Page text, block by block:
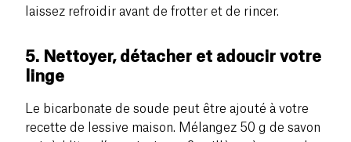
laissez refroidir avant de frotter et de rincer.
5. Nettoyer, détacher et adoucir votre
linge
Le bicarbonate de soude peut être ajouté à votre
recette de lessive maison. Mélangez 50 g de savon